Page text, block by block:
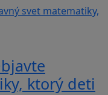
ktorý deti